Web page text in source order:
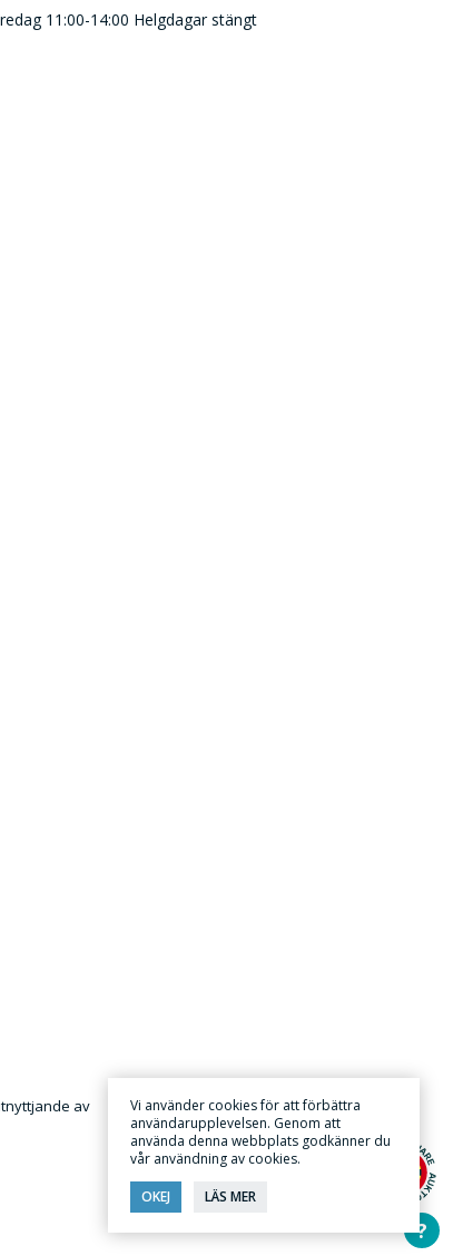
?
11:00-14:00 Helgdagar stängt
av
Vi använder cookies för att förbättra
användarupplevelsen. Genom att
använda denna webbplats godkänner du
vår användning av cookies.
OKEJ
LÄS MER